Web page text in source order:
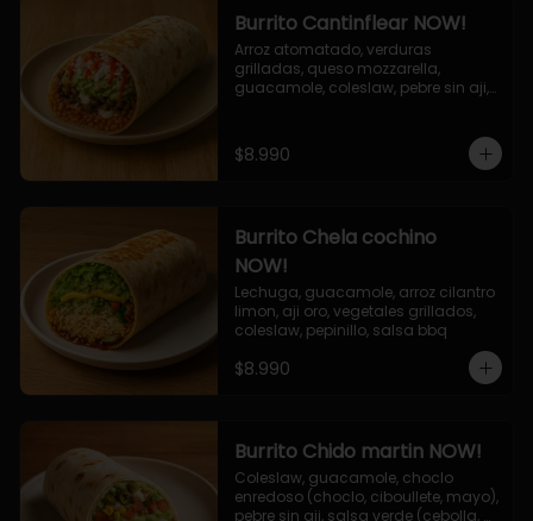
Burrito Cantinflear NOW!
Arroz atomatado, verduras
grilladas, queso mozzarella,
guacamole, coleslaw, pebre sin aji,
$8.990
Burrito Chela cochino
NOW!
Lechuga, guacamole, arroz cilantro
limon, aji oro, vegetales grillados,
coleslaw, pepinillo, salsa bbq
$8.990
Burrito Chido martin NOW!
Coleslaw, guacamole, choclo
enredoso (choclo, ciboullete, mayo),
pebre sin aji, salsa verde (cebolla,